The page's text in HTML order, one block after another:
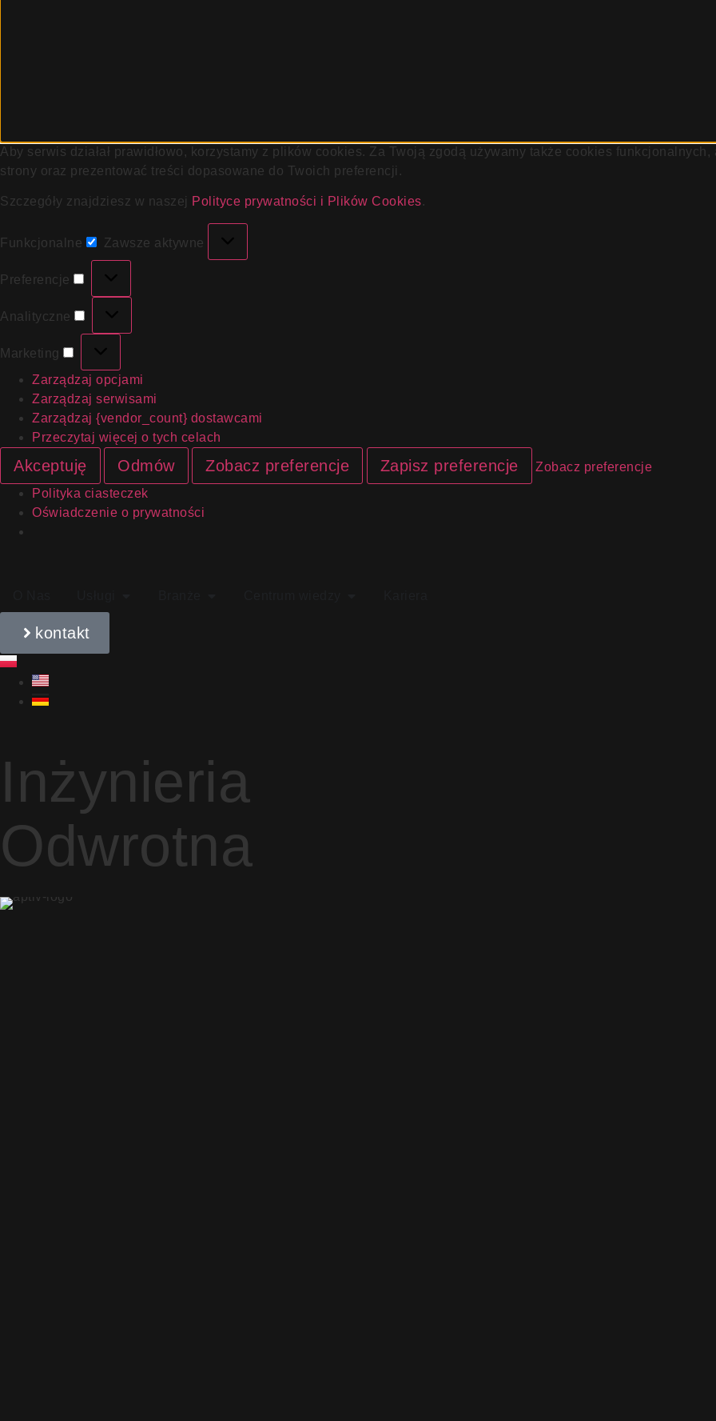
Aby serwis działał prawidłowo, korzystamy z plików cookies. Za Twoją zgodą używamy także cookies
strony oraz prezentować treści dopasowane do Twoich preferencji.
Szczegóły znajdziesz w naszej Polityce prywatności i Plików Cookies.
Funkcjonalne Zawsze aktywne
Preferencje
Analityczne
Marketing
Zarządzaj opcjami
Zarządzaj serwisami
Zarządzaj {vendor_count} dostawcami
Przeczytaj więcej o tych celach
Akceptuję Odmów Zobacz preferencje Zapisz preferencje
Zobacz preferencje
Polityka ciasteczek
Oświadczenie o prywatności
kontakt
Inżynieria
Odwrotna